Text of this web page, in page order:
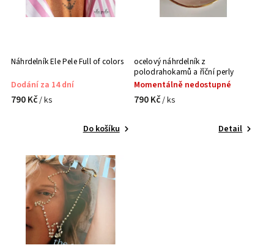
Náhrdelník Ele Pele Full of colors
Dodání za 14 dní
790 Kč/ ks
Do košíku
ocelový náhrdelník z
polodrahokamů a říční perly
Momentálně nedostupné
790 Kč/ ks
Detail